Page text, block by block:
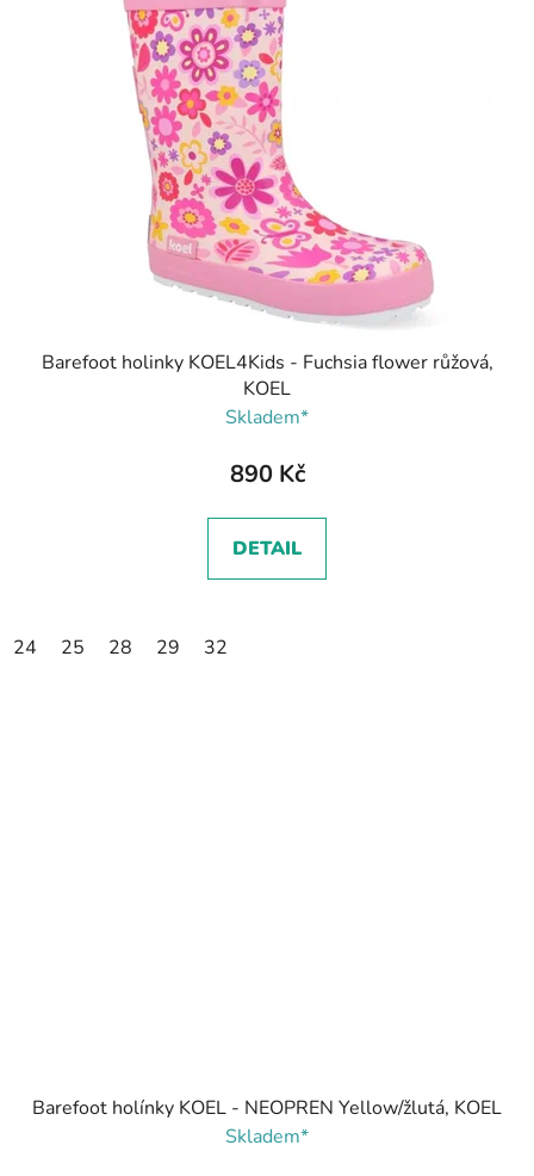
Barefoot holinky KOEL4Kids - Fuchsia flower růžová,
KOEL
Skladem*
890 Kč
DETAIL
24 25 28 29 32
Barefoot holínky KOEL - NEOPREN Yellow/žlutá, KOEL
Skladem*